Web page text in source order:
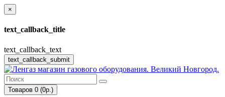
×
text_callback_title
text_callback_text
text_callback_submit
Товаров 0 (0р.)